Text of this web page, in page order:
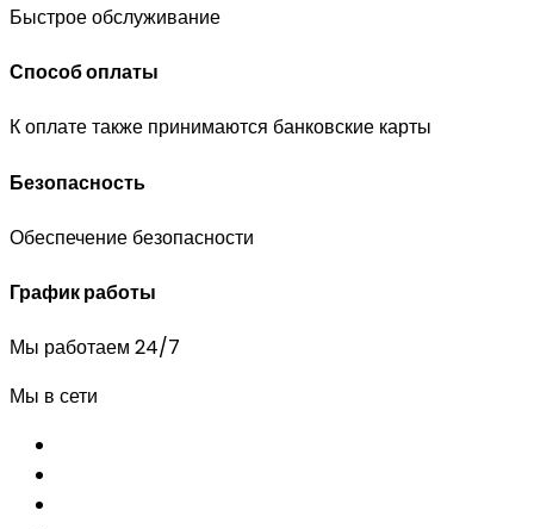
Быстрое обслуживание
Способ оплаты
К оплате также принимаются банковские карты
Безопасность
Обеспечение безопасности
График работы
Мы работаем 24/7
Мы в сети